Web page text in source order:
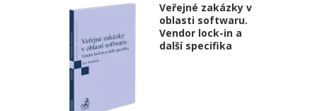
Veřejné zakázky v
oblasti softwaru.
Vendor lock-in a
další specifika